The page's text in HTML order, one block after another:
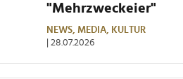
"Mehrzweckeier"
NEWS, MEDIA,
KULTUR
| 28.07.2026